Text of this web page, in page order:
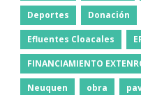
Deportes Donación
Efluentes Cloacales
FINANCIAMIENTO
Neuquen obra